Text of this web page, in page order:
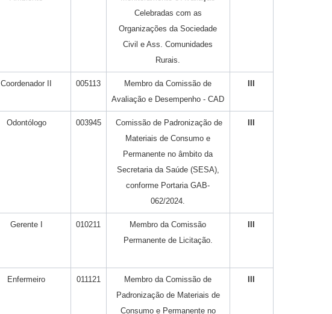
Celebradas com as
Organizações da Sociedade
Civil e Ass. Comunidades
Rurais.
Coordenador II 005113
Membro da Comissão de
Avaliação e Desempenho - CAD
Odontólogo 003945
Comissão de Padronização de
Materiais de Consumo e
Permanente no âmbito da
Secretaria da Saúde (SESA),
conforme Portaria GAB-
062/2024.
Gerente I 010211
Membro da Comissão
Permanente de Licitação.
Enfermeiro 011121
Membro da Comissão de
Padronização de Materiais de
Consumo e Permanente no